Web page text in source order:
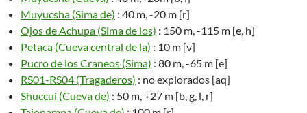
Muyucsha (Sima de) : 40 m, -20 m [r]
Ojos de Achupa (Sima de los) : 150 m, -115 m [e, h]
Petaca (Cueva central de la) : 10 m [v]
Pucro de los Craneos (Sima) : 80 m, -65 m [e]
RS01-RS04 (Tragaderos) : no explorados [aq]
Shuccui (Cueva de) : 50 m, +27 m [b, g, l, r]